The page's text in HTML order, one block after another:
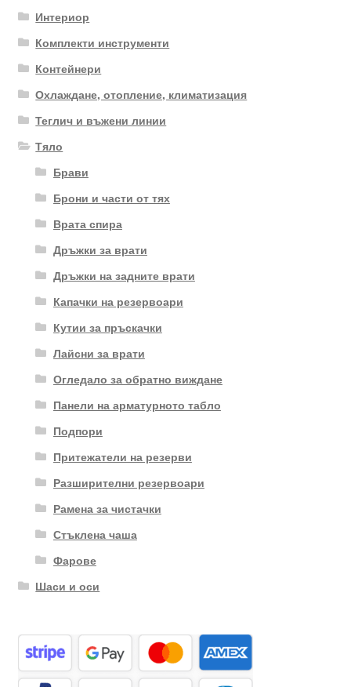
Интериор
Комплекти инструменти
Контейнери
Охлаждане, отопление, климатизация
Теглич и въжени линии
Тяло
Брави
Брони и части от тях
Врата спира
Дръжки за врати
Дръжки на задните врати
Капачки на резервоари
Кутии за пръскачки
Лайсни за врати
Огледало за обратно виждане
Панели на арматурното табло
Подпори
Притежатели на резерви
Разширителни резервоари
Рамена за чистачки
Стъклена чаша
Фарове
Шаси и оси